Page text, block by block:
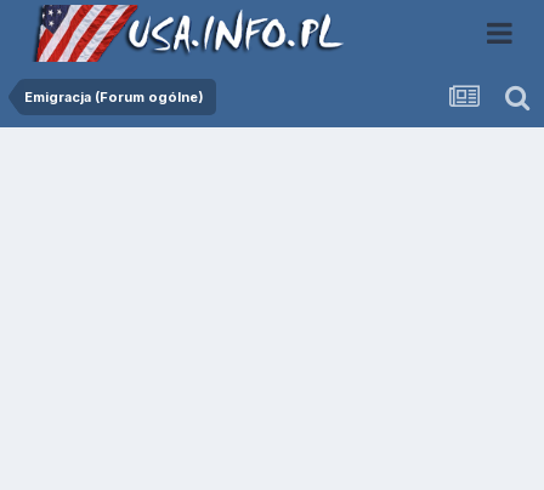
Emigracja (Forum ogólne)